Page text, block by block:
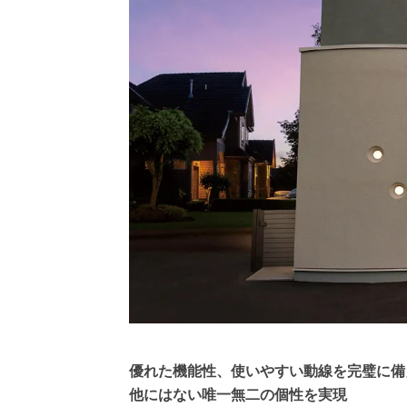
優れた機能性、使いやすい動線を完璧に
他にはない唯一無二の個性を実現